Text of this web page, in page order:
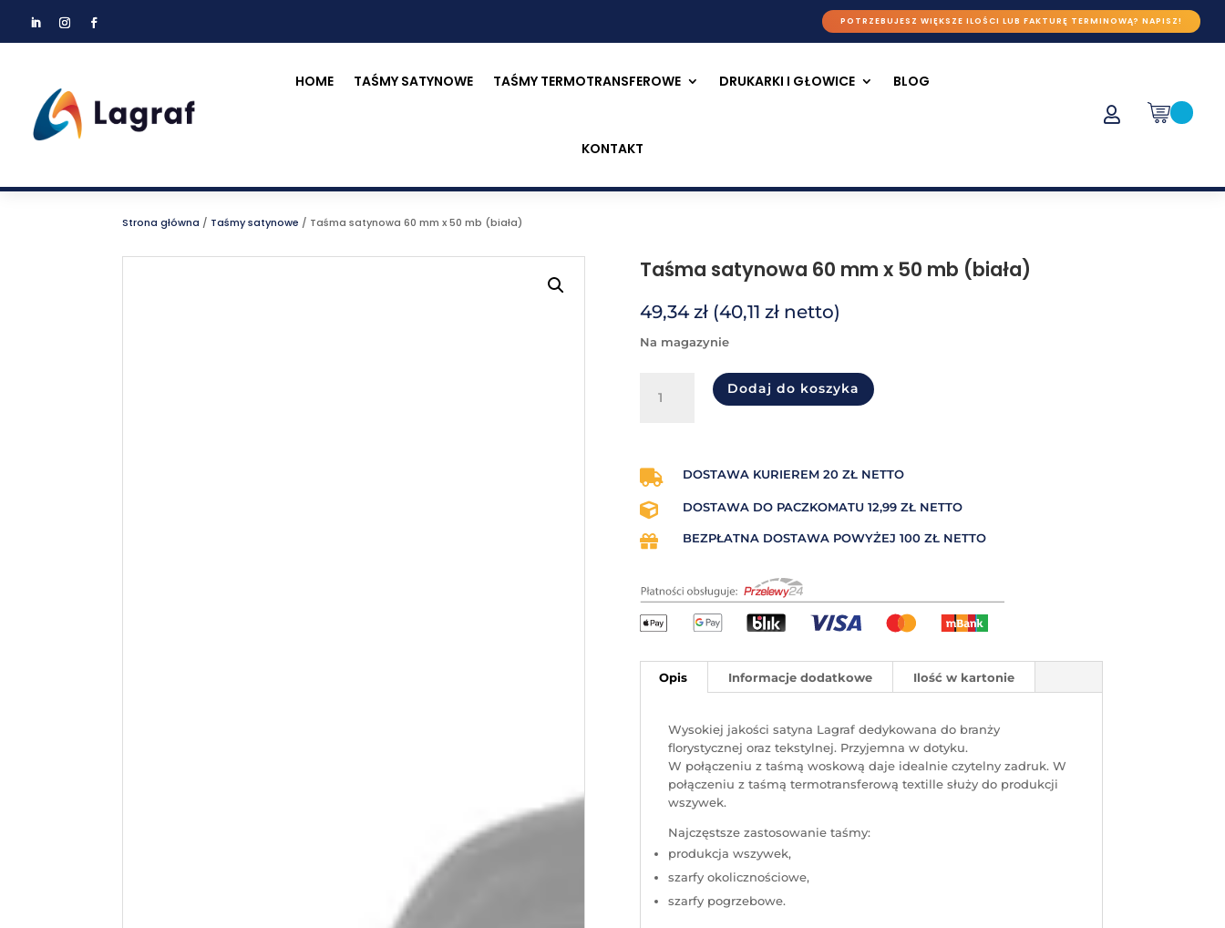
POTRZEBUJESZ WIĘKSZE ILOŚCI LUB FAKTURĘ TERMINOWĄ? NAPISZ!
HOME TAŚMY SATYNOWE TAŚMY TERMOTRANSFEROWE DRUKARKI I GŁOWICE BLOG
KONTAKT

Strona główna / Taśmy satynowe / Taśma satynowa 60 mm x 50 mb (biała)
Taśma satynowa 60 mm x 50 mb (biała)
49,34zł (40,11 złnetto)
na magazynie
Taśma
x
50
mb
Dodaj do koszyka
 DOSTAWA KURIEREM 20 ZŁ NETTO
 DOSTAWA DO PACZKOMATU 12,99 ZŁ NETTO
 BEZPŁATNA DOSTAWA POWYŻEJ 100 ZŁ NETTO
Opis Informacje dodatkowe Ilość w kartonie
Wysokiej jakości satyna Lagraf dedykowana do branży
florystycznej oraz tekstylnej. Przyjemna w dotyku.
W połączeniu z taśmą woskową daje idealnie czytelny zadruk. W
połączeniu z taśmą termotransferową textille służy do produkcji
wszywek.
Najczęstsze zastosowanie taśmy:
produkcja wszywek,
szarfy okolicznościowe,
szarfy pogrzebowe.